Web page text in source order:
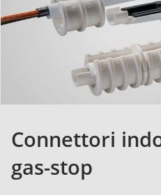
Connettori
gas-stop